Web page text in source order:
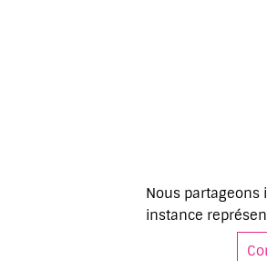
Nous partageons
instance